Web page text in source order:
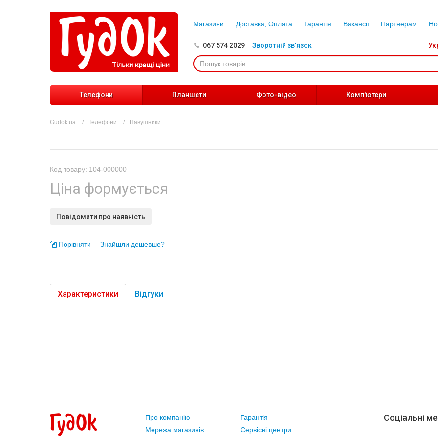
Магазини Доставка, Оплата Гарантія Вакансії Партнерам
067 574 2029 Зворотній зв'язок
Телефони Планшети Фото-відео Комп'ютери
Gudok.ua Телефони Навушники
Код товару: 104-000000
Ціна формується
Повідомити про наявність
Порівняти Знайшли дешевше?
Характеристики Відгуки
Про компанію
Мережа магазинів
Гарантія
Сервісні центри
Соціальні